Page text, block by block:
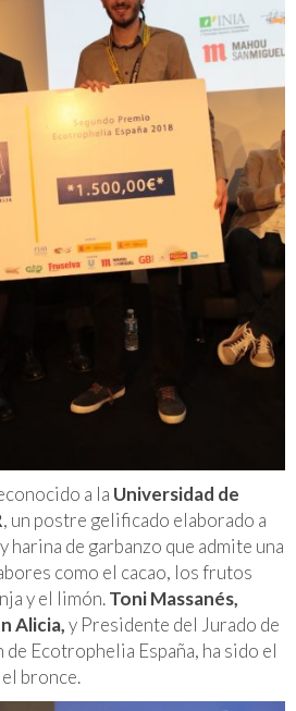
a la Universidad de
, un postre gelificado elaborado a
harina de garbanzo que admite una
como el cacao, los frutos
y el limón.Toni Massanés,
Alicia,y Presidente del Jurado de
Ecotrophelia España, ha sido el
bronce.